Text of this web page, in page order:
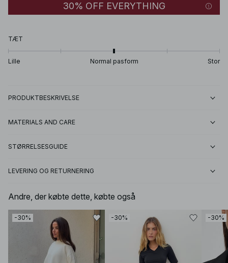
30% OFF EVERYTHING
TÆT
Lille Normal pasform Stor
PRODUKTBESKRIVELSE
MATERIALS AND CARE
STØRRELSESGUIDE
LEVERING OG RETURNERING
Andre, der købte dette, købte også
-30% -30% -30%